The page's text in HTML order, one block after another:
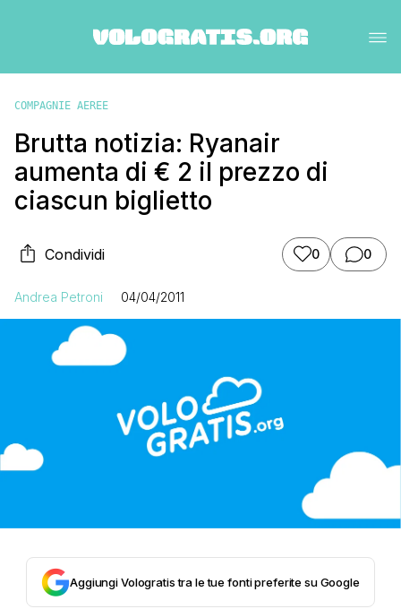
COMPAGNIE AEREE
Brutta notizia: Ryanair
aumenta di € 2 il prezzo di
ciascun biglietto
Condividi 0 0
Andrea Petroni 04/04/2011
Aggiungi Vologratis tra le tue fonti preferite su Google